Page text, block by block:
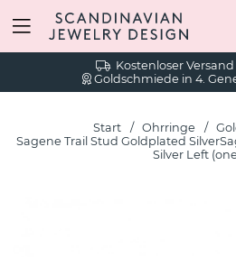
Kostenloser Versand
Goldschmiede in 4.
Start Ohrringe
Sagene Trail Stud Goldplated
Silver Left